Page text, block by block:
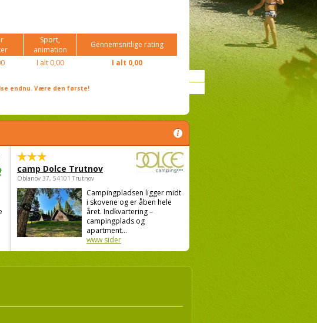
Sport,
animation
Gennemsnitlige rating
I alt0,00 I alt 0,00
endnu. Være den første!
camp Dolce Trutnov
Oblanov 37, 54101 Trutnov
Campingpladsen ligger midt
i skovene og er åben hele
året. Indkvartering –
campingplads og
apartment...
www sider